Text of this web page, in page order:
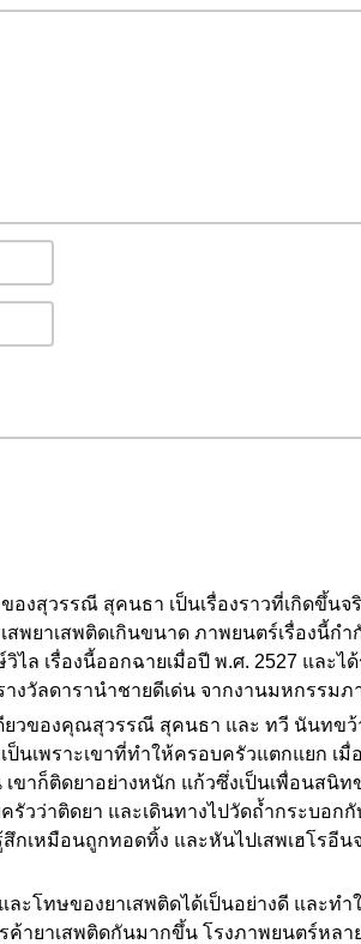
องสุวรรณี สุคนธา เป็นเรื่องราวที่เกิดขึ้น
พยาเสพติดเกินขนาด ภาพยนตร์เรื่องนี้ก
ล เรื่องนี้ออกฉายเมื่อปี พ.ศ. 2527 และไ
งวัลดารานำชายดีเด่น จากงานมหกรรมภ
ยวของคุณสุวรรณี สุคนธา และ ทวี นันทข
ป็นเพราะเขาที่ทำให้ครอบครัวแตกแยก เ
เขาก็ติดยาอย่างหนัก แก้วซึ่งเป็นเพื่อนสนิ
ว่าติดยา และเดินทางไปวัดถ้ำกระบอกกั
กเหมือนถูกทอดทิ้ง และหันไปเสพเฮโรอี
โทษของยาเสพติดได้เป็นอย่างดี และท
ค้ายาเสพติดกันมากขึ้น โรงภาพยนตร์หลา